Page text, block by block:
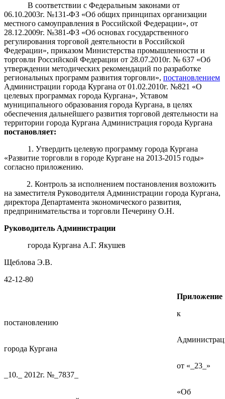
В соответствии с Федеральным законами от
06.10.2003г. №131-ФЗ «Об общих принципах организации
местного самоуправления в Российской Федерации», от
28.12.2009г. №381-ФЗ «Об основах государственного
регулирования торговой деятельности в Российской
Федерации», приказом Министерства промышленности и
торговли Российской Федерации от 28.07.2010г. № 637 «Об
утверждении методических рекомендаций по разработке
региональных программ развития торговли», постановлением
Администрации города Кургана от 01.02.2010г. №821 «О
целевых программах города Кургана», Уставом
муниципального образования города Кургана, в целях
обеспечения дальнейшего развития торговой деятельности на
территории города Кургана Администрация города Кургана
постановляет:
1. Утвердить целевую программу города Кургана
«Развитие торговли в городе Кургане на 2013-2015 годы»
согласно приложению.
2. Контроль за исполнением постановления возложить
на заместителя Руководителя Администрации города Кургана,
директора Департамента экономического развития,
предпринимательства и торговли Печерину О.Н.
Руководитель Администрации
города Кургана А.Г. Якушев
Щеблова Э.В.
42-12-80
Приложение
к
постановлению
города Кургана
от «_23_»
_10._ 2012г. №_7837_
«Об